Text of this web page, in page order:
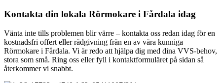
Kontakta din lokala Rörmokare i Fårdala idag
Vänta inte tills problemen blir värre – kontakta oss redan idag för en
kostnadsfri offert eller rådgivning från en av våra kunniga
Rörmokare i Fårdala. Vi är redo att hjälpa dig med dina VVS-behov,
stora som små. Ring oss eller fyll i kontaktformuläret på sidan så
återkommer vi snabbt.